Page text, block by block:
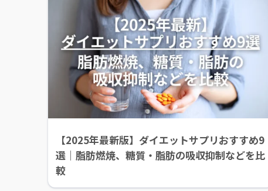
【2025年最新版】ダイエットサプリおすすめ9
選｜脂肪燃焼、糖質・脂肪の吸収抑制などを比
較